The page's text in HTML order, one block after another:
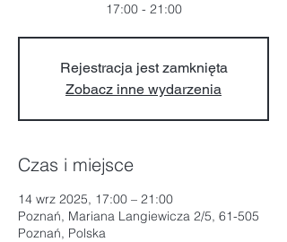
17:00 - 21:00
Rejestracja jest zamknięta
Zobacz inne wydarzenia
Czas i miejsce
14 wrz 2025, 17:00 – 21:00
Poznań, Mariana Langiewicza 2/5, 61-505
Poznań, Polska